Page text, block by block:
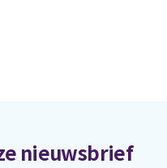
nieuwsbrief